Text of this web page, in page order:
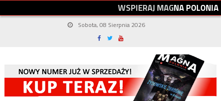
WSPIERAJMAGNAPOLONIA
Sobota, 08 Sierpnia 2026